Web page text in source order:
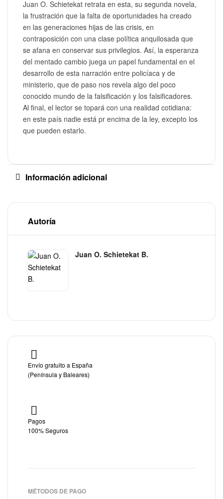
Juan O. Schietekat retrata en esta, su segunda novela,
la frustración que la falta de oportunidades ha creado
en las generaciones hijas de las crisis, en
contraposición con una clase política anquilosada que
se afana en conservar sus privilegios. Así, la esperanza
del mentado cambio juega un papel fundamental en el
desarrollo de esta narración entre policíaca y de
ministerio, que de paso nos revela algo del poco
conocido mundo de la falsificación y los falsificadores.
Al final, el lector se topará con una realidad cotidiana:
en este país nadie está pr encima de la ley, excepto los
que pueden estarlo.
Información adicional
Autoría
Juan O. Schietekat B.
Envío gratuito a España
(Península y Baleares)
Pagos
100% Seguros
MÉTODOS DE PAGO